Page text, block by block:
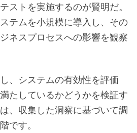
ストを実施するのが賢明だ。
テムを小規模に導入し、その
ネスプロセスへの影響を観察
、システムの有効性を評価
たしているかどうかを検証す
、収集した洞察に基づいて調
です。